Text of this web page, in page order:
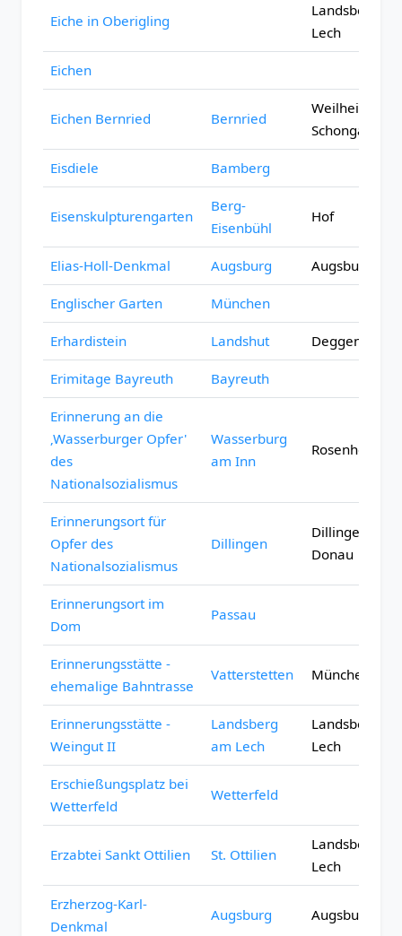
Eiche in Oberigling
Landsberg am
Lech
Eichen
Eichen Bernried Bernried
Weilheim-
Schongau
Eisdiele Bamberg
Eisenskulpturengarten
Berg-
Eisenbühl
Hof
Elias-Holl-Denkmal Augsburg Augsburg
Englischer Garten München
Erhardistein Landshut Deggendorf
Erimitage Bayreuth Bayreuth
Erinnerung an die
‚Wasserburger Opfer'
des
Nationalsozialismus
Wasserburg
am Inn
Rosenheim
Erinnerungsort für
Opfer des
Nationalsozialismus
Dillingen
Dillingen an
Donau
Erinnerungsort im
Dom
Passau
Erinnerungsstätte -
ehemalige Bahntrasse
Vatterstetten München
Erinnerungsstätte -
Weingut II
Landsberg
am Lech
Landsberg am
Lech
Erschießungsplatz bei
Wetterfeld
Wetterfeld
Erzabtei Sankt Ottilien St. Ottilien
Landsberg am
Lech
Erzherzog-Karl-
Denkmal
Augsburg Augsburg